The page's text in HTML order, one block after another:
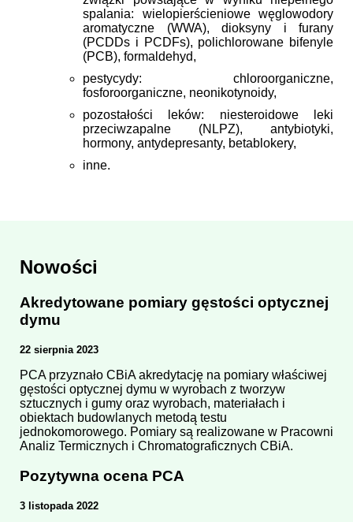
spalania: wielopierścieniowe węglowodory
aromatyczne (WWA), dioksyny i furany
(PCDDs i PCDFs), polichlorowane bifenyle
(PCB), formaldehyd,
pestycydy: chloroorganiczne,
fosforoorganiczne, neonikotynoidy,
pozostałości leków: niesteroidowe leki
przeciwzapalne (NLPZ), antybiotyki,
hormony, antydepresanty, betablokery,
inne.
Nowości
Akredytowane pomiary gęstości optycznej
dymu
22 sierpnia 2023
PCA przyznało CBiA akredytację na pomiary właściwej
gęstości optycznej dymu w wyrobach z tworzyw
sztucznych i gumy oraz wyrobach, materiałach i
obiektach budowlanych metodą testu
jednokomorowego. Pomiary są realizowane w Pracowni
Analiz Termicznych i Chromatograficznych CBiA.
Pozytywna ocena PCA
3 listopada 2022